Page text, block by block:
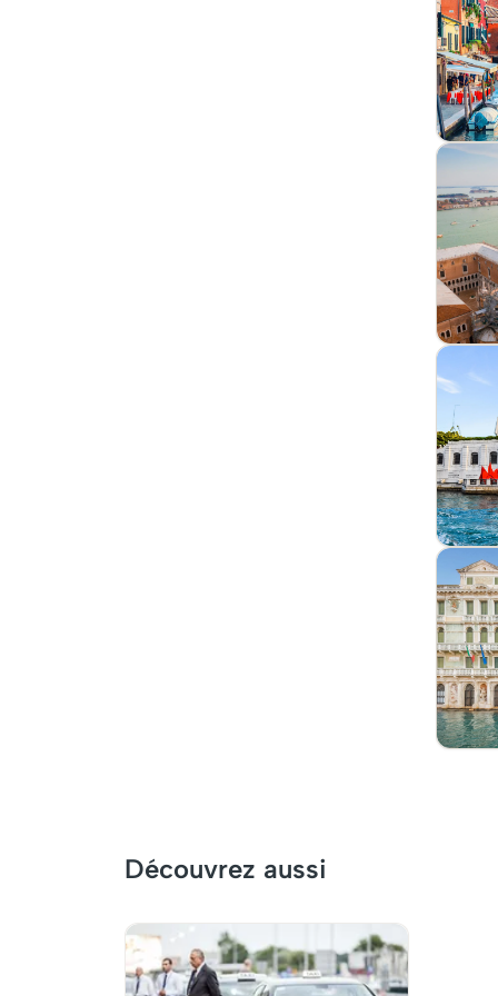
Découvrez aussi